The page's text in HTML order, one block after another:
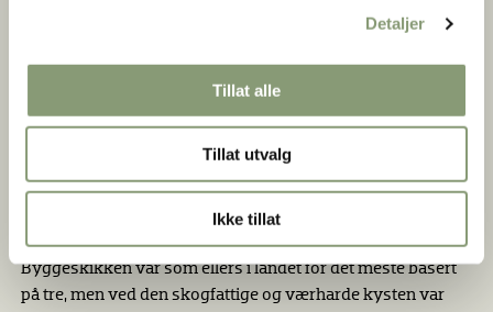
Detaljer
Tillat alle
Tillat utvalg
Ikke tillat
Sjøen var ferdselsveien fjord- og kystbygdene imellom, og
fram og tilbake til byen, Bergen. Ferdselen gikk også langs
dalførene og videre over viddene, hvor folk tok seg fram
ved å ri eller gå. Fra slutten av 1700-tallet ble det en
kjøreveier. Fra ca. 1840 kom det dampbåttrafikk på
Byggeskikken var som ellers i landet for det meste basert
på tre, men ved den skogfattige og værharde kysten var